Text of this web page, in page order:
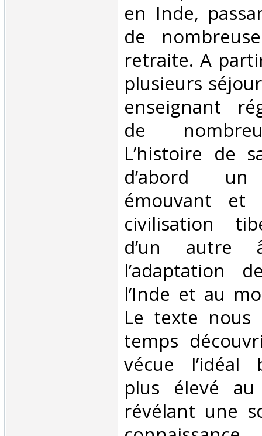
en Inde,
de
retraite. A
plusieurs
enseignant
de
L’histoire de
d’abord un
émouvant et
civilisation
d’un autre
l’adaptation
l’Inde et au
Le texte
temps
vécue l’idéal
plus élevé
révélant une